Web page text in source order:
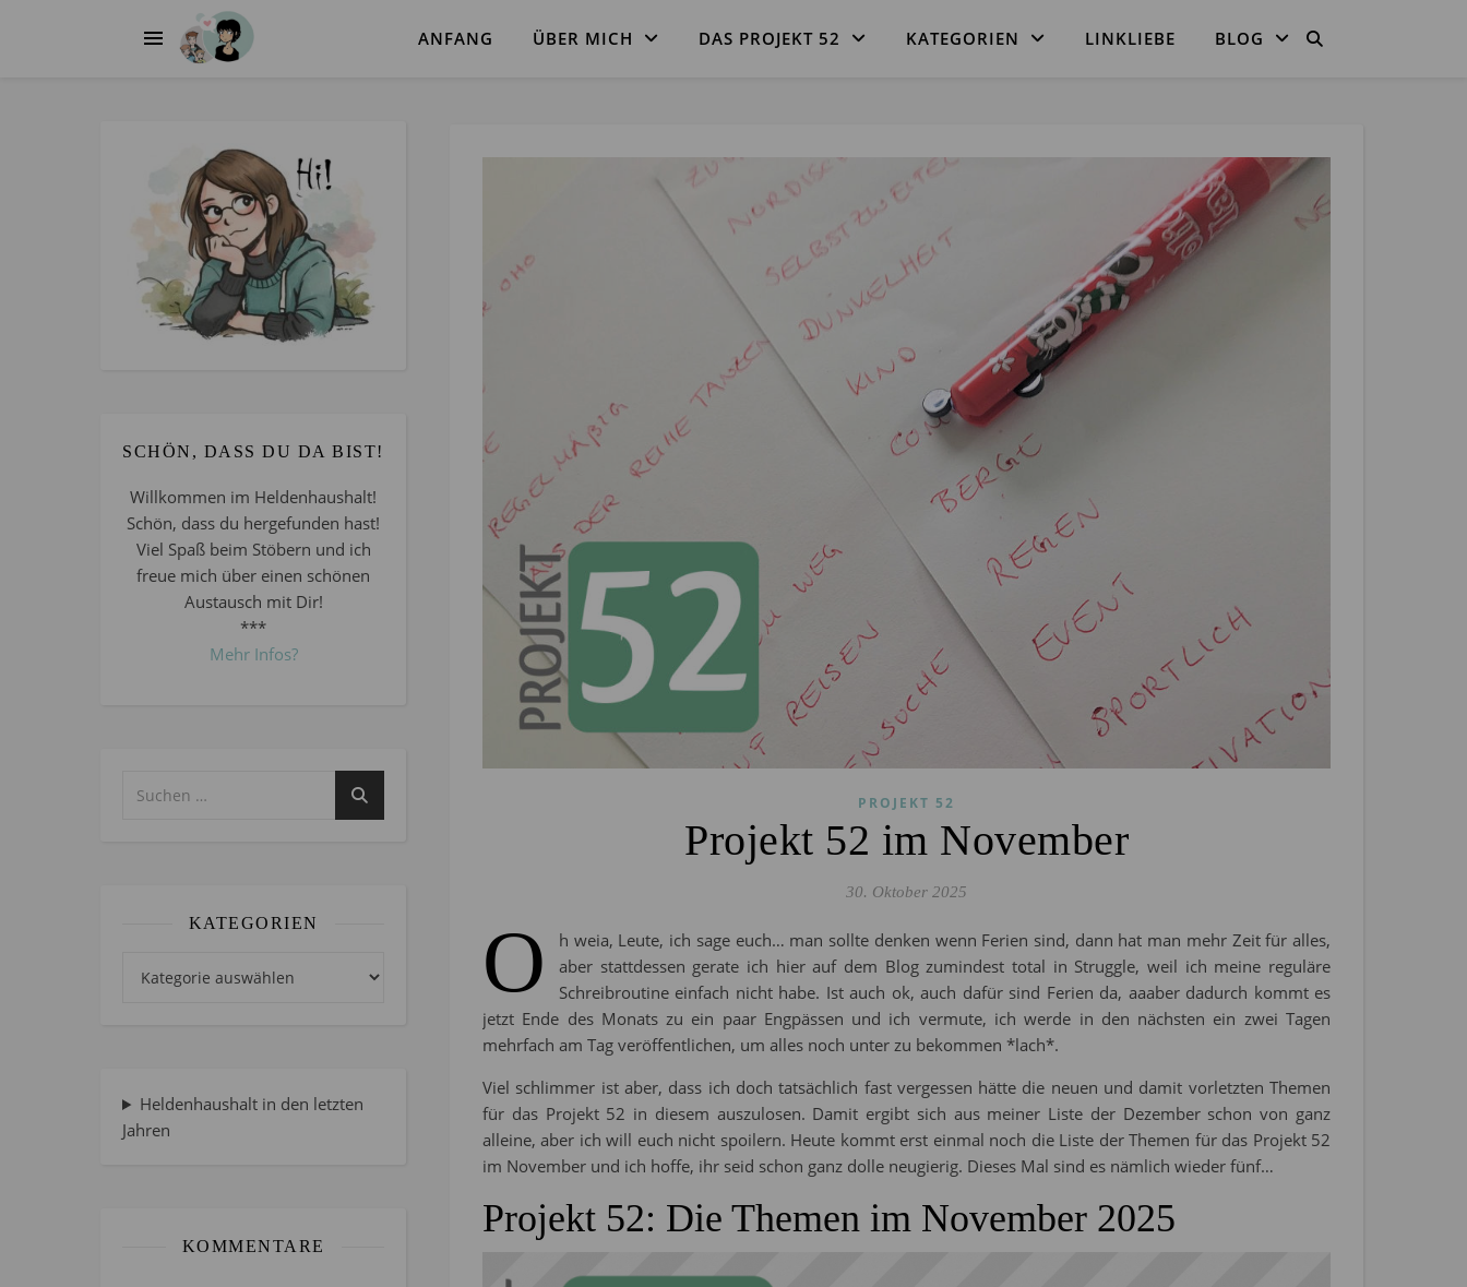
ANFANG ÜBER MICH DAS PROJEKT 52 KATEGORIEN LINKLIEBE BLOG
SCHÖN, DASS DU DA BIST!
Willkommen im Heldenhaushalt!
Schön, dass du hergefunden hast!
Viel Spaß beim Stöbern und ich
freue mich über einen schönen
Austausch mit Dir!
***
Mehr Infos?
KATEGORIEN
Heldenhaushalt in den letzten
Jahren
KOMMENTARE
PROJEKT 52
Projekt 52 im November
30. Oktober 2025
O
h weia, Leute, ich sage euch… man sollte denken wenn Ferien sind, dann hat man mehr Zeit für alles,
aber stattdessen gerate ich hier auf dem Blog zumindest total in Struggle, weil ich meine reguläre
Schreibroutine einfach nicht habe. Ist auch ok, auch dafür sind Ferien da, aaaber dadurch kommt es
jetzt Ende des Monats zu ein paar Engpässen und ich vermute, ich werde in den nächsten ein zwei Tagen
mehrfach am Tag veröffentlichen, um alles noch unter zu bekommen *lach*.
Viel schlimmer ist aber, dass ich doch tatsächlich fast vergessen hätte die neuen und damit vorletzten Themen
für das Projekt 52 in diesem auszulosen. Damit ergibt sich aus meiner Liste der Dezember schon von ganz
alleine, aber ich will euch nicht spoilern. Heute kommt erst einmal noch die Liste der Themen für das Projekt 52
im November und ich hoffe, ihr seid schon ganz dolle neugierig. Dieses Mal sind es nämlich wieder fünf…
Projekt 52: Die Themen im November 2025